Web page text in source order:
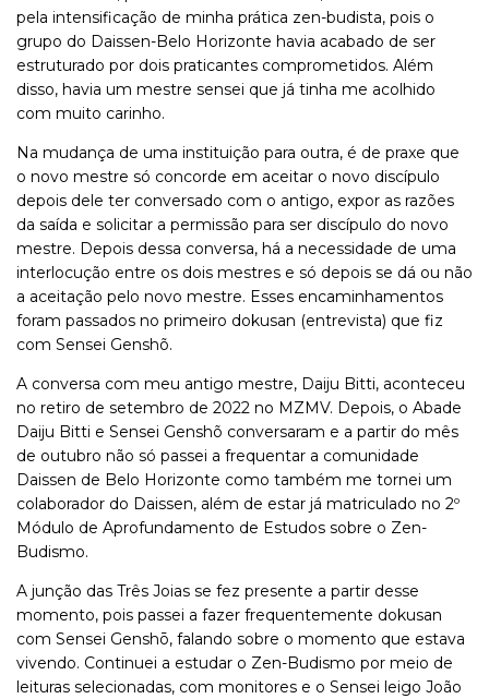
pela intensificação de minha prática zen-budista, pois o
grupo do Daissen-Belo Horizonte havia acabado de ser
estruturado por dois praticantes comprometidos. Além
disso, havia um mestre sensei que já tinha me acolhido
com muito carinho.
Na mudança de uma instituição para outra, é de praxe que
o novo mestre só concorde em aceitar o novo discípulo
depois dele ter conversado com o antigo, expor as razões
da saída e solicitar a permissão para ser discípulo do novo
mestre. Depois dessa conversa, há a necessidade de uma
interlocução entre os dois mestres e só depois se dá ou não
a aceitação pelo novo mestre. Esses encaminhamentos
foram passados no primeiro dokusan (entrevista) que fiz
com Sensei Genshõ.
A conversa com meu antigo mestre, Daiju Bitti, aconteceu
no retiro de setembro de 2022 no MZMV. Depois, o Abade
Daiju Bitti e Sensei Genshõ conversaram e a partir do mês
de outubro não só passei a frequentar a comunidade
Daissen de Belo Horizonte como também me tornei um
colaborador do Daissen, além de estar já matriculado no 2º
Módulo de Aprofundamento de Estudos sobre o Zen-
Budismo.
A junção das Três Joias se fez presente a partir desse
momento, pois passei a fazer frequentemente dokusan
com Sensei Genshō, falando sobre o momento que estava
vivendo. Continuei a estudar o Zen-Budismo por meio de
leituras selecionadas, com monitores e o Sensei leigo João